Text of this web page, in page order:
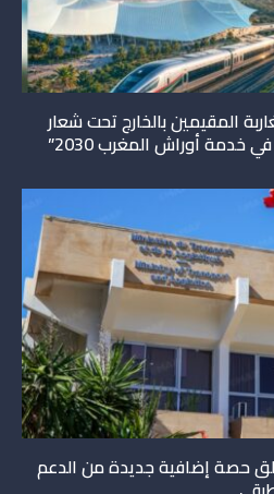
المقيمين بالخارج تحت شعار
خدمة أوراش المغرب 2030”
حصة إضافية جديدة من الدعم